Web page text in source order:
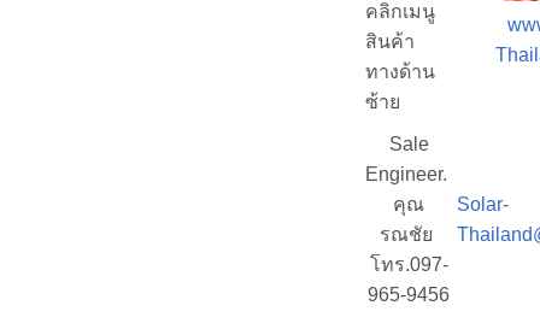
คลิกเมนู
สินค้า
ทางด้าน
ซ้าย
Sale
Engineer.
คุณ
รณชัย
โทร.097-
965-9456
Solar-